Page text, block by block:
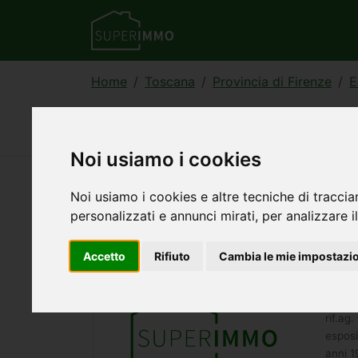
Noi usiamo i cookies
Noi usiamo i cookies e altre tecniche di
personalizzati e annunci mirati, per
Accetto Rifiuto Cambia le mie
Home Toscana Provincia di Firenze
123annunci — 1–30 visualizzati
rif.ag.
anni